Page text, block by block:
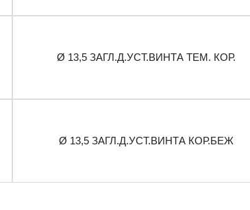
Ø 13,5 ЗАГЛ.Д.УСТ.ВИНТА ТЕМ. КОР.
Ø 13,5 ЗАГЛ.Д.УСТ.ВИНТА КОР.БЕЖ